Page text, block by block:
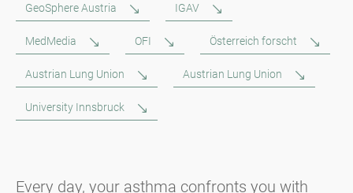
GeoSphere Austria IGAV
MedMedia OFI Österreich forscht
Austrian Lung Union Austrian Lung Union
University Innsbruck
Every day, your asthma confronts you with